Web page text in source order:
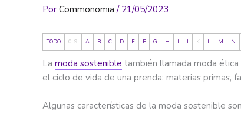
Por Commonomia/ 21/05/2023
TODO 0-9 A B C D E F G H J K L M N
La moda sostenible también llamada moda
el ciclo de vida de una prenda: materias primas,
Algunas características de la moda sostenible